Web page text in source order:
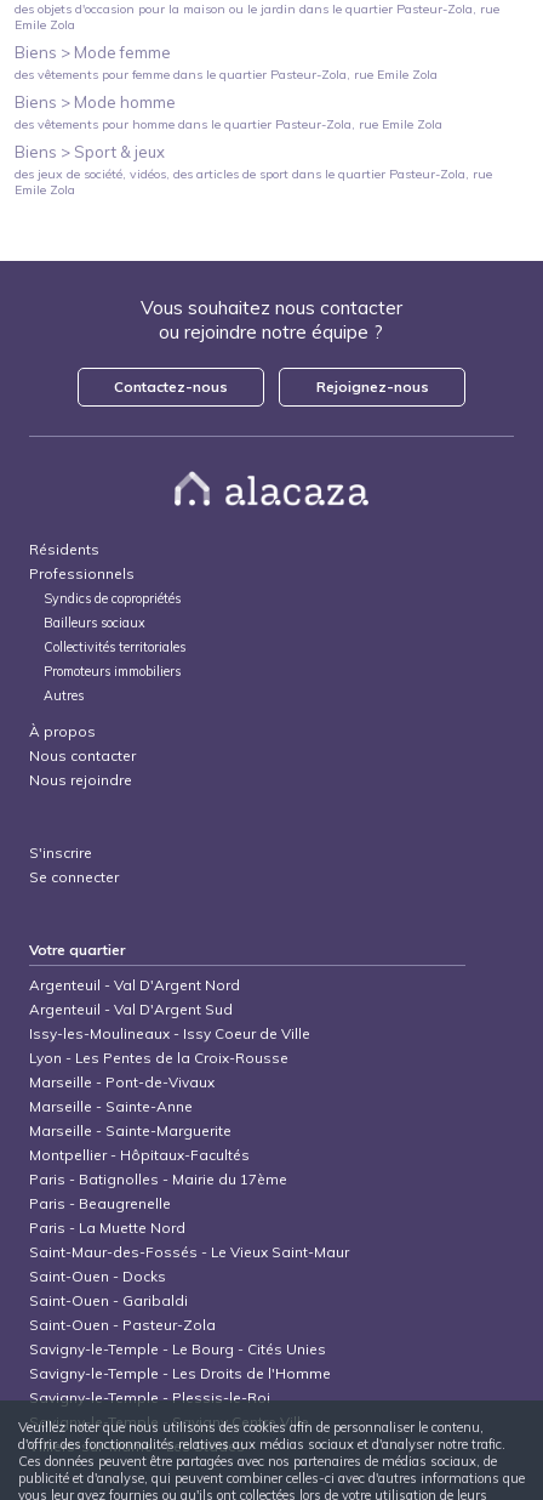
des objets d'occasion pour la maison ou le jardin dans le quartier Pasteur-Zola, rue
Emile Zola
Biens > Mode femme
des vêtements pour femme dans le quartier Pasteur-Zola, rue Emile Zola
Biens > Mode homme
des vêtements pour homme dans le quartier Pasteur-Zola, rue Emile Zola
Biens > Sport & jeux
des jeux de société, vidéos, des articles de sport dans le quartier Pasteur-Zola, rue
Emile Zola
Vous souhaitez nous contacter
ou rejoindre notre équipe ?
Contactez-nous Rejoignez-nous
Résidents
Professionnels
Syndics de copropriétés
Bailleurs sociaux
Collectivités territoriales
Promoteurs immobiliers
Autres
À propos
Nous contacter
Nous rejoindre
S'inscrire
Se connecter
Votre quartier
Argenteuil -Val D'Argent Nord
Argenteuil -Val D'Argent Sud
Issy-les-Moulineaux - Issy Coeur de Ville
Lyon - Les Pentes de la Croix-Rousse
Marseille - Pont-de-Vivaux
Marseille - Sainte-Anne
Marseille - Sainte-Marguerite
Montpellier- Hôpitaux-Facultés
Paris - Batignolles - Mairie du 17ème
Paris - Beaugrenelle
Paris - La Muette Nord
Saint-Maur-des-Fossés - Le Vieux Saint-Maur
Saint-Ouen - Docks
Saint-Ouen - Garibaldi
Saint-Ouen - Pasteur-Zola
Savigny-le-Temple - Le Bourg - Cités Unies
Savigny-le-Temple - Les Droits de l'Homme
Savigny-le-Temple-Plessis-le-Roi
Savigny-le-Temple -Savigny Centre Ville
Villiers-sur-Marne-Les Stades
Veuillez noter que nous utilisons des cookies afin de personnaliser le contenu,
d'offrir des fonctionnalités relatives aux médias sociaux et d'analyser notre trafic.
Ces données peuvent être partagées avec nos partenaires de médias sociaux, de
publicité et d'analyse, qui peuvent combiner celles-ci avec d'autres informations que
vous leur avez fournies ou qu'ils ont collectées lors de votre utilisation de leurs